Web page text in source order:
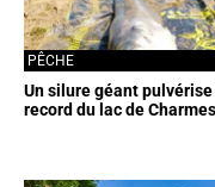
Un silure géant
record du lac de
PÊCHE